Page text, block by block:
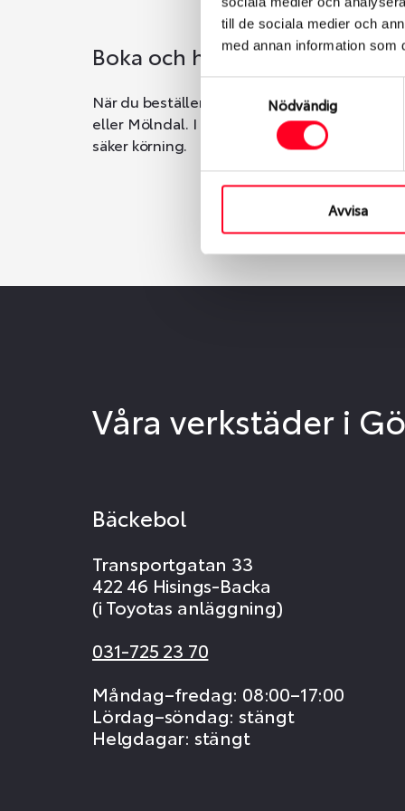
till de sociala medier och
med annan information som
Nödvändig
Avvisa
Boka och hämta hos
När du beställer dina nya däck eller fälgar
eller Mölndal. I beställningen anger du
säker körning.
Våra verkstäder i
Bäckebol
Transportgatan 33
422 46 Hisings-Backa
(i Toyotas anläggning)
031-725 23 70
Måndag–fredag: 08:00–17:00
Lördag–söndag: stängt
Helgdagar: stängt